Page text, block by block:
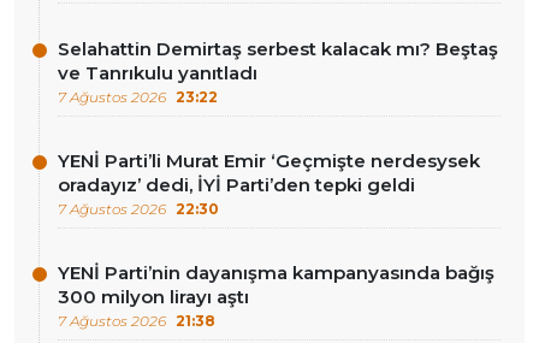
Selahattin Demirtaş serbest kalacak mı? Beştaş
ve Tanrıkulu yanıtladı
7 Ağustos 2026 23:22
YENİ Parti’li Murat Emir ‘Geçmişte nerdesysek
oradayız’ dedi, İYİ Parti’den tepki geldi
7 Ağustos 2026 22:30
YENİ Parti’nin dayanışma kampanyasında bağış
300 milyon lirayı aştı
7 Ağustos 2026 21:38